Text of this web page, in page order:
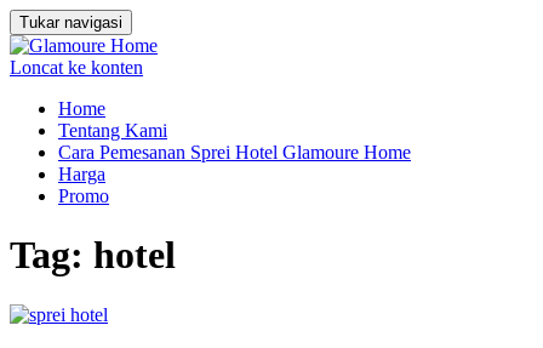
Tukar navigasi
Loncat ke konten
Home
Tentang Kami
Cara Pemesanan Sprei Hotel Glamoure Home
Harga
Promo
Tag: hotel